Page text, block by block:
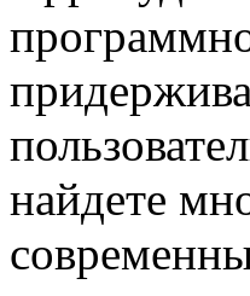
найдете